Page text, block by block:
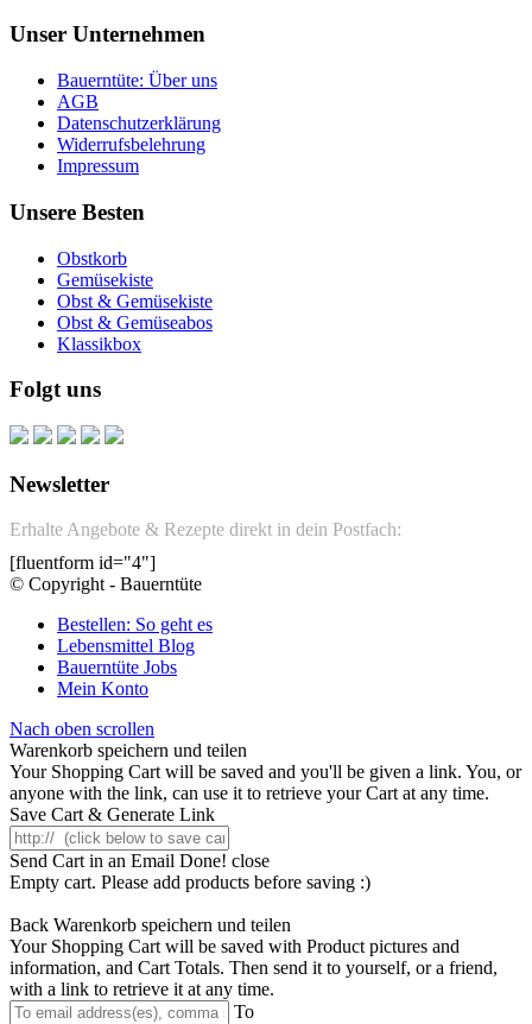
Unser Unternehmen
Bauerntüte: Über uns
AGB
Datenschutzerklärung
Widerrufsbelehrung
Impressum
Unsere Besten
Obstkorb
Gemüsekiste
Obst & Gemüsekiste
Obst & Gemüseabos
Klassikbox
Folgt uns
Newsletter
Erhalte Angebote & Rezepte direkt in dein Postfach:
[fluentform id="4"]
© Copyright - Bauerntüte
Bestellen: So geht es
Lebensmittel Blog
Bauerntüte Jobs
Mein Konto
Nach oben scrollen
Warenkorb speichern und teilen
Your Shopping Cart will be saved and you'll be given a link. You, or
anyone with the link, can use it to retrieve your Cart at any time.
Save Cart & Generate Link
Send Cart in an Email Done! close
Empty cart. Please add products before saving :)
Back Warenkorb speichern und teilen
Your Shopping Cart will be saved with Product pictures and
information, and Cart Totals. Then send it to yourself, or a friend,
with a link to retrieve it at any time.
To